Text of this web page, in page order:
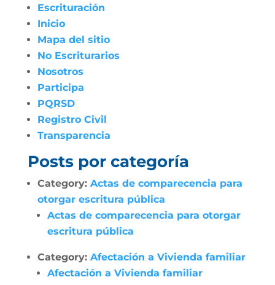
Escrituración
Inicio
Mapa del sitio
No Escriturarios
Nosotros
Participa
PQRSD
Registro Civil
Transparencia
Posts por categoría
Category: Actas de comparecencia para
otorgar escritura pública
Actas de comparecencia para otorgar
escritura pública
Category: Afectación a Vivienda familiar
Afectación a Vivienda familiar